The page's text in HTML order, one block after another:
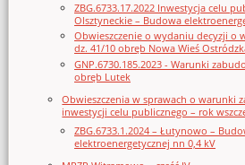
ZBG.6733.17.2022 Inwestycja celu
Olsztyneckie – Budowa
Obwieszczenie o wydaniu decyzji o
dz. 41/10 obręb Nowa Wieś
GNP.6730.185.2023 - Warunki
obręb Lutek
Obwieszczenia w sprawach o warunki
inwestycji celu publicznego – rok
ZBG.6733.1.2024 – Łutynowo –
elektroenergetycznej nn 0,4 kV